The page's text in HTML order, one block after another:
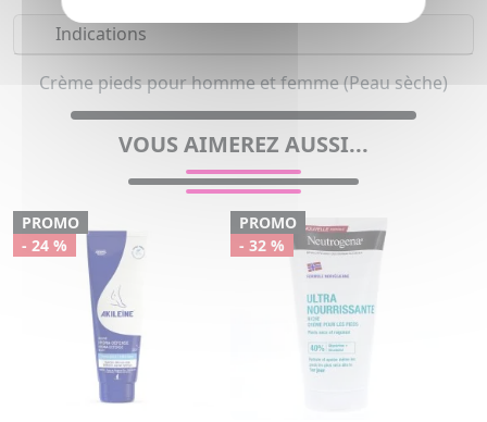
Indications
Crème pieds pour homme et femme (Peau sèche)
VOUS AIMEREZ AUSSI...
PROMO
- 24 %
PROMO
- 32 %